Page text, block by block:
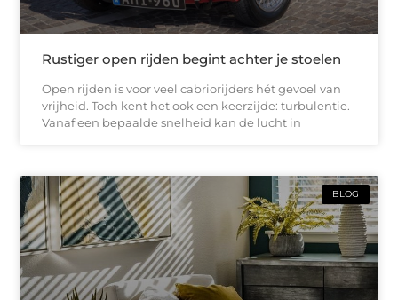
Rustiger open rijden begint achter je stoelen
Open rijden is voor veel cabriorijders hét gevoel van
vrijheid. Toch kent het ook een keerzijde: turbulentie.
Vanaf een bepaalde snelheid kan de lucht in
BLOG